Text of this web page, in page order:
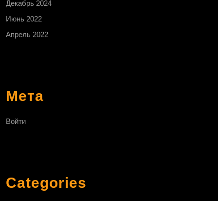
Декабрь 2024
Июнь 2022
Апрель 2022
Мета
Войти
Categories